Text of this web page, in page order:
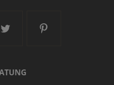
auf Facebook
Ski and More auf
Ski and More